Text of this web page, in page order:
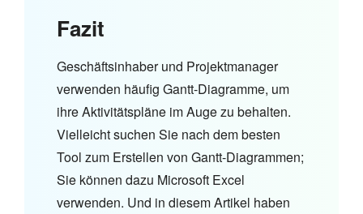
Fazit
Geschäftsinhaber und Projektmanager
verwenden häufig Gantt-Diagramme, um
ihre Aktivitätspläne im Auge zu behalten.
Vielleicht suchen Sie nach dem besten
Tool zum Erstellen von Gantt-Diagrammen;
Sie können dazu Microsoft Excel
verwenden. Und in diesem Artikel haben